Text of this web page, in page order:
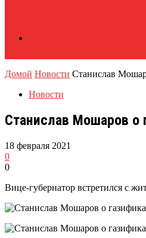
Домой Новости Станислав
Новости
Станислав Мошаров о
18 февраля 2021
0
0
Вице-губернатор встретился с